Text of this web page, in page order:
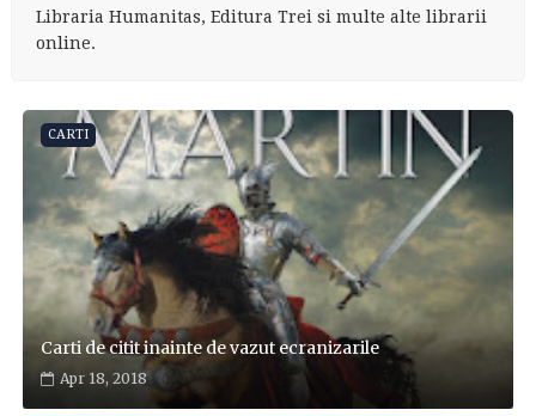
Libraria Humanitas, Editura Trei si multe alte librarii
online.
CARTI
Carti de citit inainte de vazut ecranizarile
Apr 18, 2018